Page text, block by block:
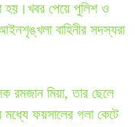
হয়।খবর পেয়ে পুলিশ ও
বাহিনীর সদস্যরা
রমজান মিয়া, তার ছেলে
মধ্যে ফয়সালের গলা কেটে